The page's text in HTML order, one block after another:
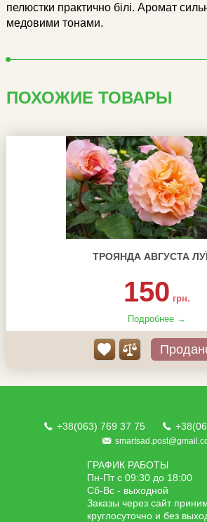
пелюстки практично білі. Аромат
медовими тонами.
ПОХОЖИЕ ТОВАРЫ
ТРОЯНДА АВГУСТА
150 грн.
Подробнее →
+38(063) 769 37 75
ГРАФИК РАБОТЫ
Пн-Пт с 09:30 до 18:00
Сб-Вс - выходной
Заказы через сайт
круглосуточно и без